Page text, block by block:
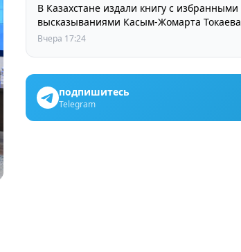
В Казахстане издали книгу с избранными
высказываниями Касым-Жомарта Токаева
Вчера 17:24
подпишитесь
Telegram